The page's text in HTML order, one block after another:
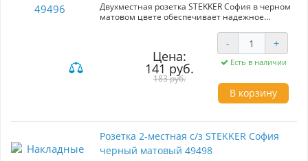
Двухместная розетка STEKKER София в черном
матовом цвете обеспечивает надежное
Изготовлена из высококачественных
материалов, подходит для современного
интерьера. Идеальна для жилых и офисных
помещений.
Цена:
141 руб.
183 руб.
- +
Есть в наличии
В корзину
Розетка 2-местная с/з STEKKER София
черный матовый 49498